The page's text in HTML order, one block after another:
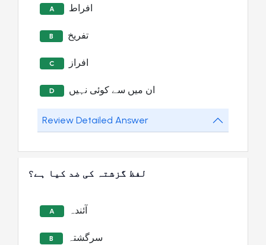
A افراط
B تفریخ
C افراز
D ان میں سے کوئی نہیں
Review Detailed Answer
لفظ گزشتہ کی ضد کیا ہے؟
A آئندہ
B سرگشتہ